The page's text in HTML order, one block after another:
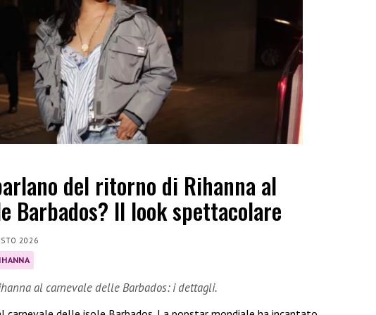
del ritorno di Rihanna al
Barbados? Il look spettacolare
2026
al carnevale delle Barbados: i dettagli.